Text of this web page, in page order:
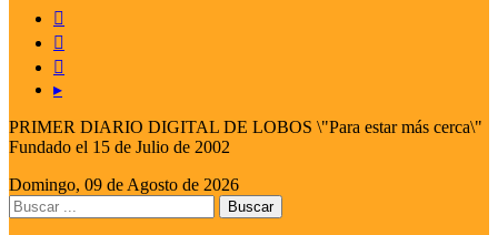



▸
PRIMER DIARIO DIGITAL DE LOBOS \"Para estar más cerca\"
Fundado el 15 de Julio de 2002
Domingo, 09 de Agosto de 2026